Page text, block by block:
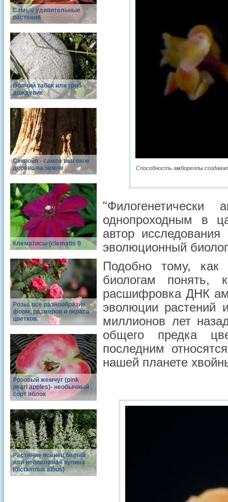
Самые удивительные
растения
Волчий табак или гриб
дождевик
Cеквойя - самое высокое
дерево на земле
Клематисы (clematis l)
Розы. все разнообразие
форм, размеров и окраса
цветков.
Розовый жемчуг (pink
pearl apples)- необычный
сорт яблок
Растение ясенец белый
или неопалимая купина
(dictamnus albus)
Способность амбореллы
"Филогенетически
однопроходным в
автор
эволюционный
Подобно тому, как
биологам понять,
расшифровка ДНК
эволюции растений
миллионов лет
общего предка
последним
нашей планете